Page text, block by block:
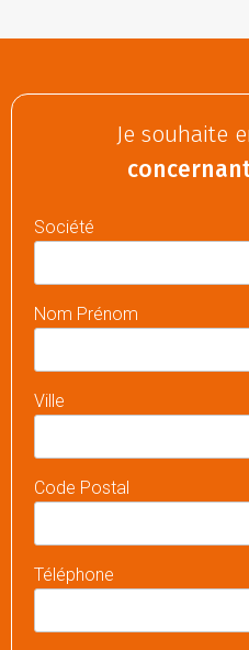
Je souhaite
Société
Nom Prénom
Ville
Code Postal
Téléphone